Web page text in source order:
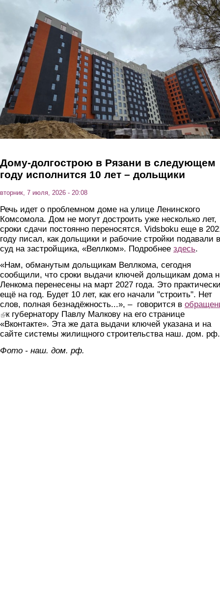
Перейти к основному содержанию
Дому-долгострою в Рязани в следующем
году исполнится 10 лет – дольщики
вторник, 7 июля, 2026 - 20:08
Речь идет о проблемном доме на улице Ленинского
Комсомола. Дом не могут достроить уже несколько лет,
сроки сдачи постоянно переносятся. Vidsboku еще в
году писал, как дольщики и рабочие стройки подавали в
суд на застройщика, «Веллком». Подробнее здесь.
«Нам, обманутым дольщикам Веллкома, сегодня
сообщили, что сроки выдачи ключей дольщикам дома
Ленкома перенесены на март 2027 года. Это
ещё на год. Будет 10 лет, как его начали "строить". Нет
слов, полная безнадёжность...», – говорится в
(link is external)
к губернатору Павлу Малкову на его странице
«Вконтакте». Эта же дата выдачи ключей указана и на
сайте системы жилищного строительства наш. дом. рф.
Фото - наш. дом. рф.